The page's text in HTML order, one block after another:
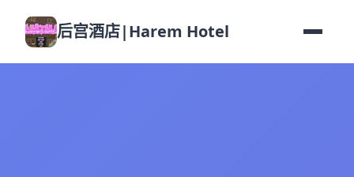
后宫酒店|Harem Hotel